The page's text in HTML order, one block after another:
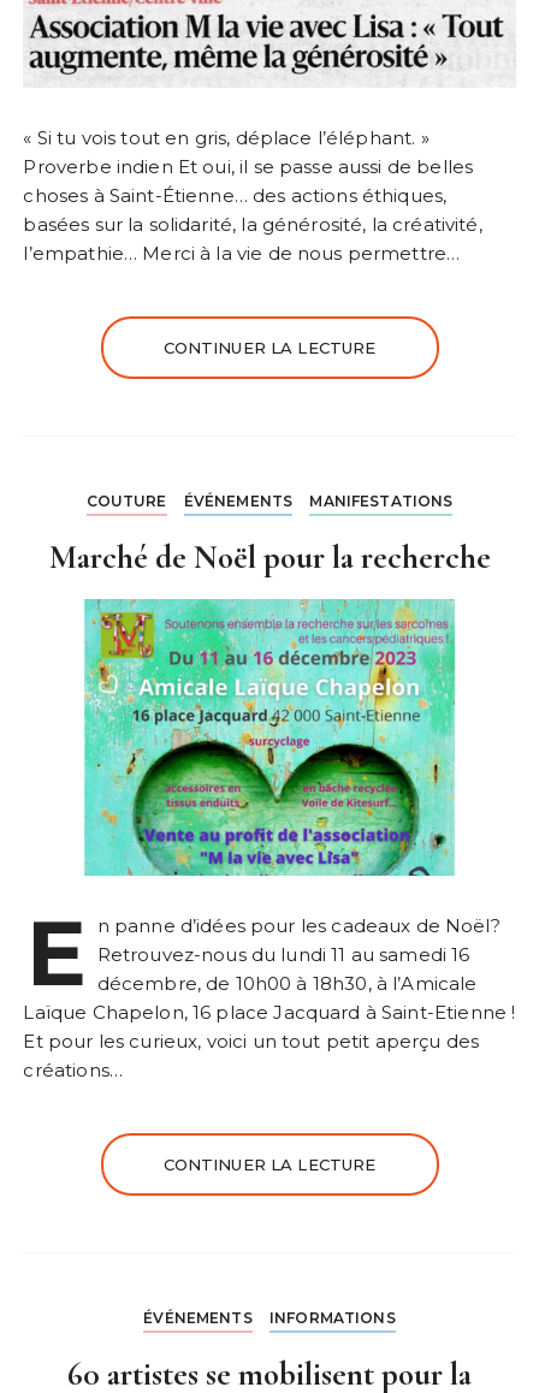
« Si tu vois tout en gris, déplace l’éléphant. »
Proverbe indien Et oui, il se passe aussi de belles
choses à Saint-Étienne… des actions éthiques,
basées sur la solidarité, la générosité, la créativité,
l’empathie… Merci à la vie de nous permettre…
CONTINUER LA LECTURE
COUTURE ÉVÉNEMENTS MANIFESTATIONS
Marché de Noël pour la recherche
E
n panne d’idées pour les cadeaux de Noël?
Retrouvez-nous du lundi 11 au samedi 16
décembre, de 10h00 à 18h30, à l’Amicale
Laïque Chapelon, 16 place Jacquard à Saint-Etienne !
Et pour les curieux, voici un tout petit aperçu des
créations…
CONTINUER LA LECTURE
ÉVÉNEMENTS INFORMATIONS
60 artistes se mobilisent pour la